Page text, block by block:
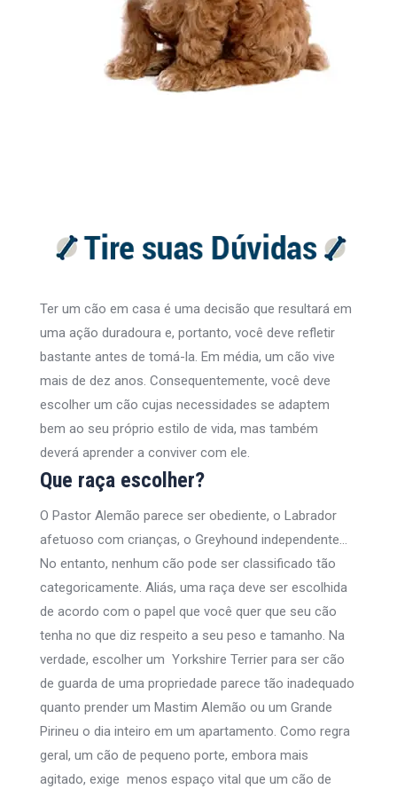
Ter um cão em casa é uma decisão que resultará em
uma ação duradoura e, portanto, você deve refletir
bastante antes de tomá-la. Em média, um cão vive
mais de dez anos. Consequentemente, você deve
escolher um cão cujas necessidades se adaptem
bem ao seu próprio estilo de vida, mas também
deverá aprender a conviver com ele.
Que raça escolher?
O Pastor Alemão parece ser obediente, o Labrador
afetuoso com crianças, o Greyhound independente…
No entanto, nenhum cão pode ser classificado tão
categoricamente. Aliás, uma raça deve ser escolhida
de acordo com o papel que você quer que seu cão
tenha no que diz respeito a seu peso e tamanho. Na
verdade, escolher um Yorkshire Terrier para ser cão
de guarda de uma propriedade parece tão inadequado
quanto prender um Mastim Alemão ou um Grande
Pirineu o dia inteiro em um apartamento. Como regra
geral, um cão de pequeno porte, embora mais
agitado, exige menos espaço vital que um cão de